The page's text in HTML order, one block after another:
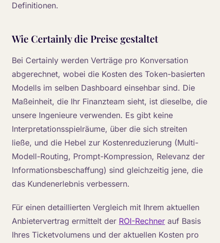
Definitionen.
Wie Certainly die Preise gestaltet
Bei Certainly werden Verträge pro Konversation
abgerechnet, wobei die Kosten des Token-basierten
Modells im selben Dashboard einsehbar sind. Die
Maßeinheit, die Ihr Finanzteam sieht, ist dieselbe, die
unsere Ingenieure verwenden. Es gibt keine
Interpretationsspielräume, über die sich streiten
ließe, und die Hebel zur Kostenreduzierung (Multi-
Modell-Routing, Prompt-Kompression, Relevanz der
Informationsbeschaffung) sind gleichzeitig jene, die
das Kundenerlebnis verbessern.
Für einen detaillierten Vergleich mit Ihrem aktuellen
Anbietervertrag ermittelt der ROI-Rechner auf Basis
Ihres Ticketvolumens und der aktuellen Kosten pro